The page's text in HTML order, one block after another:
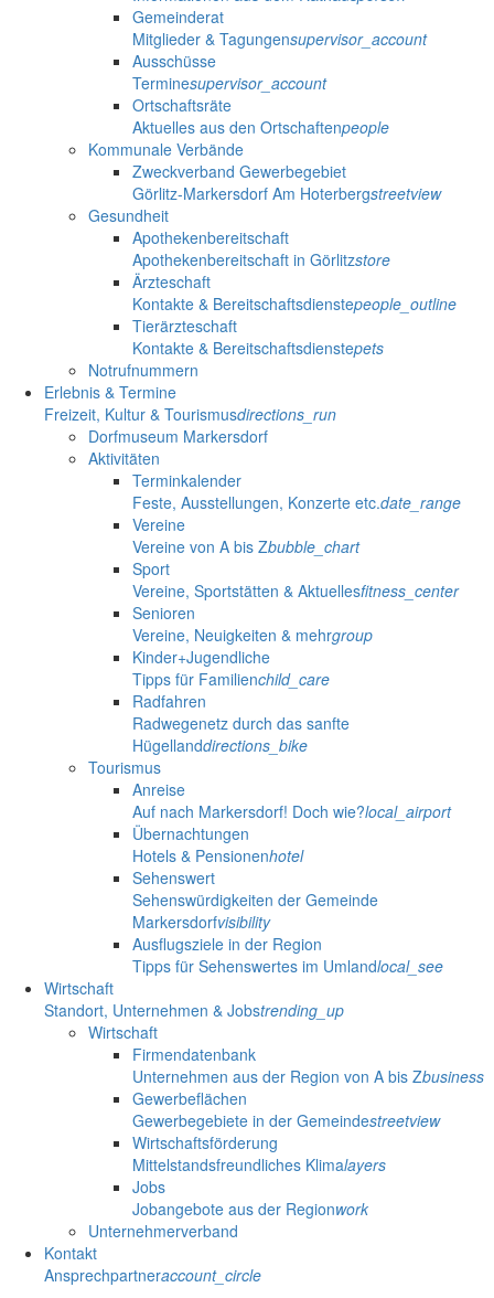
Gemeinderat
Mitglieder & Tagungensupervisor_account
Ausschüsse
Terminesupervisor_account
Ortschaftsräte
Aktuelles aus den Ortschaftenpeople
Kommunale Verbände
Zweckverband Gewerbegebiet
Görlitz-Markersdorf Am Hoterbergstreetview
Gesundheit
Apothekenbereitschaft
Apothekenbereitschaft in Görlitzstore
Ärzteschaft
Kontakte & Bereitschaftsdienstepeople_outline
Tierärzteschaft
Kontakte & Bereitschaftsdienstepets
Notrufnummern
Erlebnis & Termine
Freizeit, Kultur & Tourismusdirections_run
Dorfmuseum Markersdorf
Aktivitäten
Terminkalender
Feste, Ausstellungen, Konzerte etc.date_range
Vereine
Vereine von A bis Zbubble_chart
Sport
Vereine, Sportstätten & Aktuellesfitness_center
Senioren
Vereine, Neuigkeiten & mehrgroup
Kinder+Jugendliche
Tipps für Familienchild_care
Radfahren
Radwegenetz durch das sanfte
Hügellanddirections_bike
Tourismus
Anreise
Auf nach Markersdorf! Doch wie?local_airport
Übernachtungen
Hotels & Pensionenhotel
Sehenswert
Sehenswürdigkeiten der Gemeinde
Markersdorfvisibility
Ausflugsziele in der Region
Tipps für Sehenswertes im Umlandlocal_see
Wirtschaft
Standort, Unternehmen & Jobstrending_up
Wirtschaft
Firmendatenbank
Unternehmen aus der Region von A bis Zbusiness
Gewerbeflächen
Gewerbegebiete in der Gemeindestreetview
Wirtschaftsförderung
Mittelstandsfreundliches Klimalayers
Jobs
Jobangebote aus der Regionwork
Unternehmerverband
Kontakt
Ansprechpartneraccount_circle